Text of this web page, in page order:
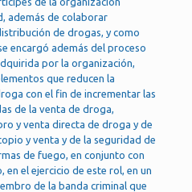
además de colaborar
de drogas, y como
encargó además del proceso
por la organización,
que reducen la
con el fin de incrementar las
de la venta de droga,
y venta directa de droga y de
y venta y de la seguridad de
de fuego, en conjunto con
el ejercicio de este rol, en un
de la banda criminal que